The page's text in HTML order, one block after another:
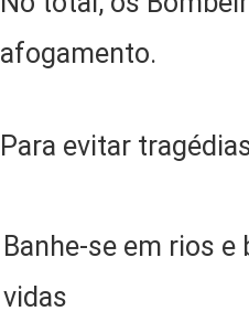
afogamento.
Para evitar
Banhe-se em rios
vidas